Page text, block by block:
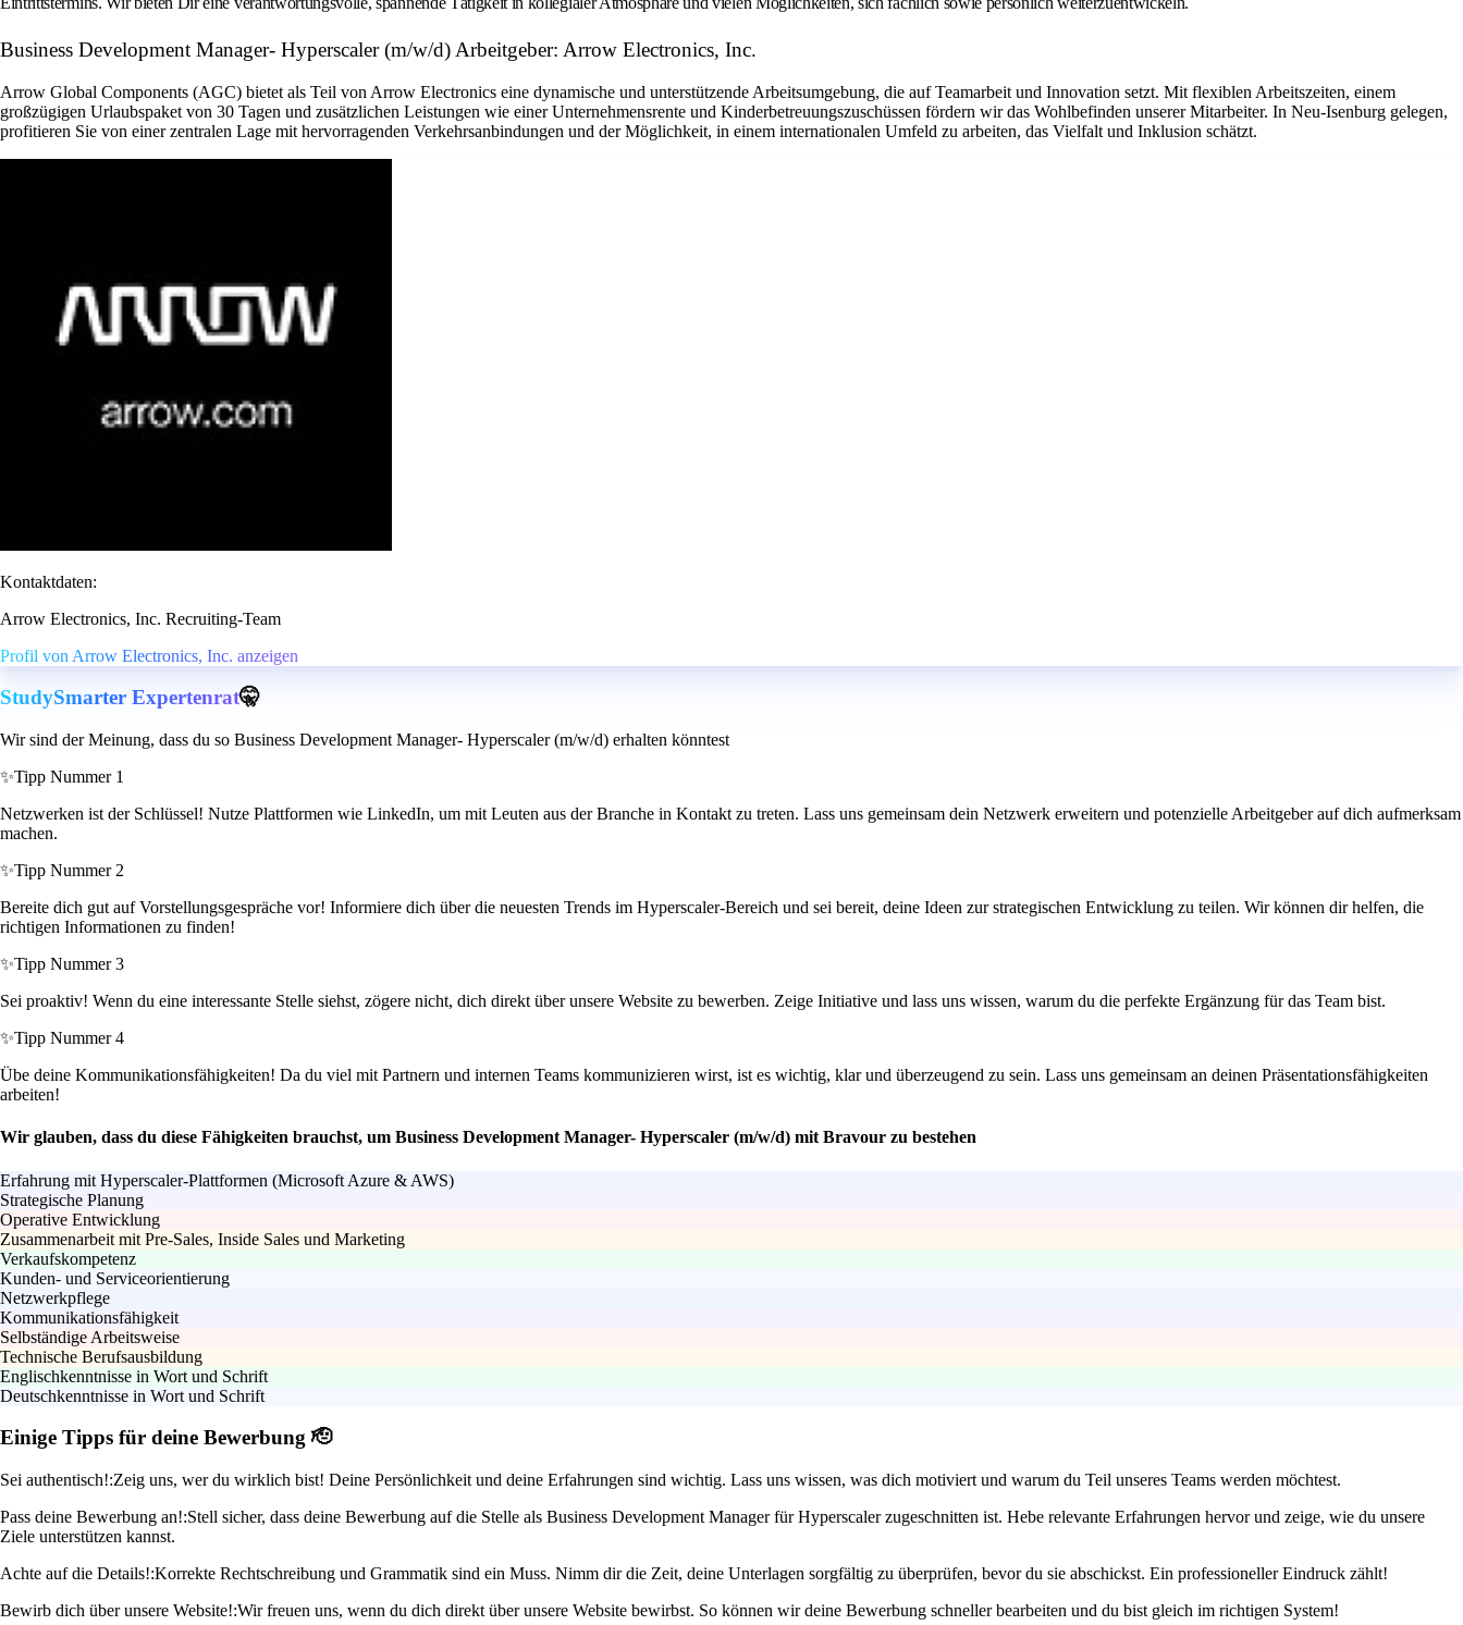
Business Development Manager- Hyperscaler (m/w/d) Arbeitgeber: Arrow Electronics, Inc.
Arrow Global Components (AGC) bietet als Teil von Arrow Electronics eine dynamische und unterstützende Arbeitsumgebung, die auf Teamarbeit und Innovation setzt. Mit flexiblen Arbeitszeiten, einem
großzügigen Urlaubspaket von 30 Tagen und zusätzlichen Leistungen wie einer Unternehmensrente und Kinderbetreuungszuschüssen fördern wir das Wohlbefinden unserer Mitarbeiter. In Neu-Isenburg gelegen,
profitieren Sie von einer zentralen Lage mit hervorragenden Verkehrsanbindungen und der Möglichkeit, in einem internationalen Umfeld zu arbeiten, das Vielfalt und Inklusion schätzt.
Kontaktdaten:
Arrow Electronics, Inc. Recruiting-Team
Profil von Arrow Electronics, Inc. anzeigen
StudySmarter Expertenrat🤫
Wir sind der Meinung, dass du so Business Development Manager- Hyperscaler (m/w/d) erhalten könntest
✨Tipp Nummer 1
Netzwerken ist der Schlüssel! Nutze Plattformen wie LinkedIn, um mit Leuten aus der Branche in Kontakt zu treten. Lass uns gemeinsam dein Netzwerk erweitern und potenzielle Arbeitgeber auf dich aufmerksam
machen.
✨Tipp Nummer 2
Bereite dich gut auf Vorstellungsgespräche vor! Informiere dich über die neuesten Trends im Hyperscaler-Bereich und sei bereit, deine Ideen zur strategischen Entwicklung zu teilen. Wir können dir helfen, die
richtigen Informationen zu finden!
✨Tipp Nummer 3
Sei proaktiv! Wenn du eine interessante Stelle siehst, zögere nicht, dich direkt über unsere Website zu bewerben. Zeige Initiative und lass uns wissen, warum du die perfekte Ergänzung für das Team bist.
✨Tipp Nummer 4
Übe deine Kommunikationsfähigkeiten! Da du viel mit Partnern und internen Teams kommunizieren wirst, ist es wichtig, klar und überzeugend zu sein. Lass uns gemeinsam an deinen Präsentationsfähigkeiten
arbeiten!
Wir glauben, dass du diese Fähigkeiten brauchst, um Business Development Manager- Hyperscaler (m/w/d) mit Bravour zu bestehen
Erfahrung mit Hyperscaler-Plattformen (Microsoft Azure & AWS)
Strategische Planung
Operative Entwicklung
Zusammenarbeit mit Pre-Sales, Inside Sales und Marketing
Verkaufskompetenz
Kunden- und Serviceorientierung
Netzwerkpflege
Kommunikationsfähigkeit
Selbständige Arbeitsweise
Technische Berufsausbildung
Englischkenntnisse in Wort und Schrift
Deutschkenntnisse in Wort und Schrift
Einige Tipps für deine Bewerbung 🫡
Sei authentisch!:Zeig uns, wer du wirklich bist! Deine Persönlichkeit und deine Erfahrungen sind wichtig. Lass uns wissen, was dich motiviert und warum du Teil unseres Teams werden möchtest.
Pass deine Bewerbung an!:Stell sicher, dass deine Bewerbung auf die Stelle als Business Development Manager für Hyperscaler zugeschnitten ist. Hebe relevante Erfahrungen hervor und zeige, wie du unsere
Ziele unterstützen kannst.
Achte auf die Details!:Korrekte Rechtschreibung und Grammatik sind ein Muss. Nimm dir die Zeit, deine Unterlagen sorgfältig zu überprüfen, bevor du sie abschickst. Ein professioneller Eindruck zählt!
Bewirb dich über unsere Website!:Wir freuen uns, wenn du dich direkt über unsere Website bewirbst. So können wir deine Bewerbung schneller bearbeiten und du bist gleich im richtigen System!